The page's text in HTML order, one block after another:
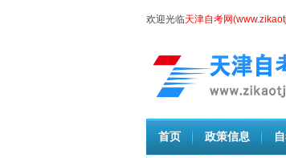
欢迎光临天津自考网
首页 政策信息